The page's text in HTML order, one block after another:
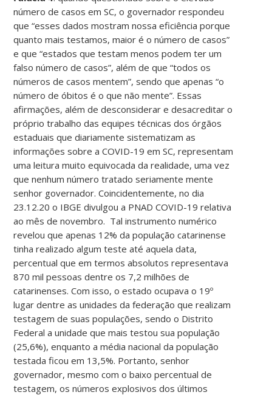
número de casos em SC, o governador respondeu
que “esses dados mostram nossa eficiência porque
quanto mais testamos, maior é o número de casos”
e que “estados que testam menos podem ter um
falso número de casos”, além de que “todos os
números de casos mentem”, sendo que apenas “o
número de óbitos é o que não mente”. Essas
afirmações, além de desconsiderar e desacreditar o
próprio trabalho das equipes técnicas dos órgãos
estaduais que diariamente sistematizam as
informações sobre a COVID-19 em SC, representam
uma leitura muito equivocada da realidade, uma vez
que nenhum número tratado seriamente mente
senhor governador. Coincidentemente, no dia
23.12.20 o IBGE divulgou a PNAD COVID-19 relativa
ao mês de novembro. Tal instrumento numérico
revelou que apenas 12% da população catarinense
tinha realizado algum teste até aquela data,
percentual que em termos absolutos representava
870 mil pessoas dentre os 7,2 milhões de
catarinenses. Com isso, o estado ocupava o 19º
lugar dentre as unidades da federação que realizam
testagem de suas populações, sendo o Distrito
Federal a unidade que mais testou sua população
(25,6%), enquanto a média nacional da população
testada ficou em 13,5%. Portanto, senhor
governador, mesmo com o baixo percentual de
testagem, os números explosivos dos últimos